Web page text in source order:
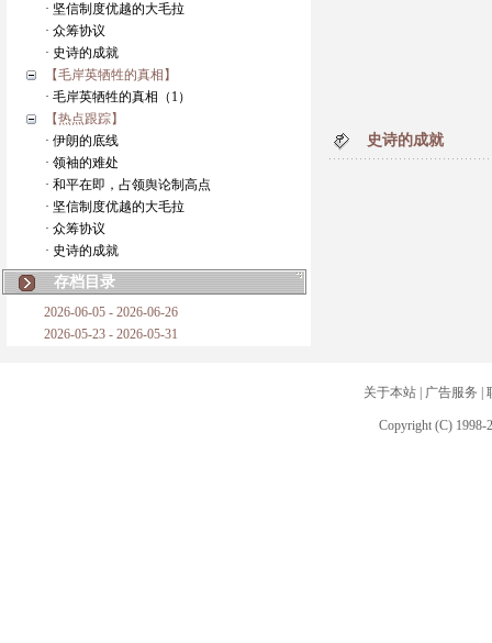
· 坚信制度优越的大毛拉
· 众筹协议
· 史诗的成就
【毛岸英牺牲的真相】
· 毛岸英牺牲的真相（1）
【热点跟踪】
· 伊朗的底线
· 领袖的难处
· 和平在即，占领舆论制高点
· 坚信制度优越的大毛拉
· 众筹协议
· 史诗的成就
存档目录
2026-06-05 - 2026-06-26
2026-05-23 - 2026-05-31
史诗的成就
关于本站| 广告服务
Copyright (C) 1998-